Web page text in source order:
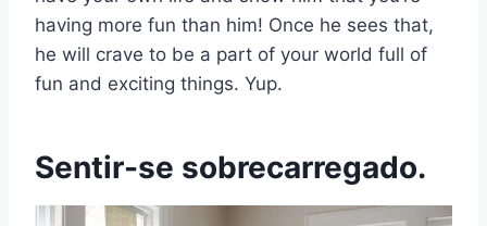
having more fun than him! Once he sees that,
he will crave to be a part of your world full of
fun and exciting things. Yup.
Sentir-se sobrecarregado.